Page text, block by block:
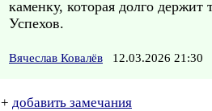
каменку, которая долго
Успехов.
Вячеслав Ковалёв 12.03.2026 21:30
+ добавить замечания